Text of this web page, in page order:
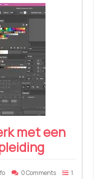
met een
0 Comments
1